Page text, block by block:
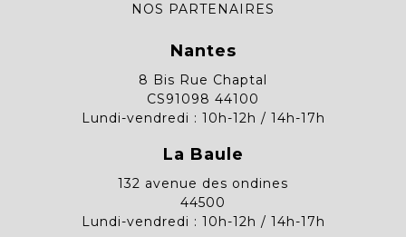
NOS PARTENAIRES
Nantes
8 Bis Rue Chaptal
CS91098 44100
Lundi-vendredi : 10h-12h / 14h-17h
La Baule
132 avenue des ondines
44500
Lundi-vendredi : 10h-12h / 14h-17h